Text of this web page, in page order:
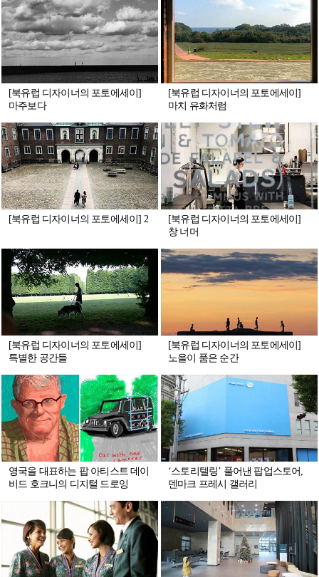
[북유럽 디자이너의 포토에세이]
마주보다
[북유럽 디자이너의 포토에세이]
마치 유화처럼
[북유럽 디자이너의 포토에세이] 2
[북유럽 디자이너의 포토에세이]
창 너머
[북유럽 디자이너의 포토에세이]
특별한 공간들
[북유럽 디자이너의 포토에세이]
노을이 품은 순간
영국을 대표하는 팝 아티스트 데이
비드 호크니의 디지털 드로잉
‘스토리텔링’ 풀어낸 팝업스토어,
덴마크 프레시 갤러리